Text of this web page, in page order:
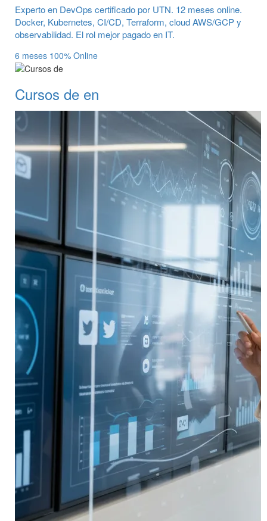
Experto en DevOps certificado por UTN. 12 meses online.
Docker, Kubernetes, CI/CD, Terraform, cloud AWS/GCP y
observabilidad. El rol mejor pagado en IT.
6 meses 100% Online
Cursos de en